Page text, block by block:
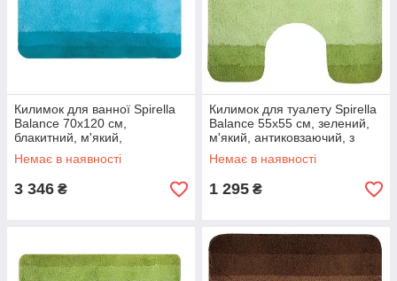
Килимок для ванної Spirella
Balance 70х120 см,
блакитний, м'який,
антиковзаючий (10.09220)
Немає в наявності
3 346 ₴
Килимок для туалету Spirella
Balance 55х55 см, зелений,
м'який, антиковзаючий, з
вирізом (10.09229)
Немає в наявності
1 295 ₴